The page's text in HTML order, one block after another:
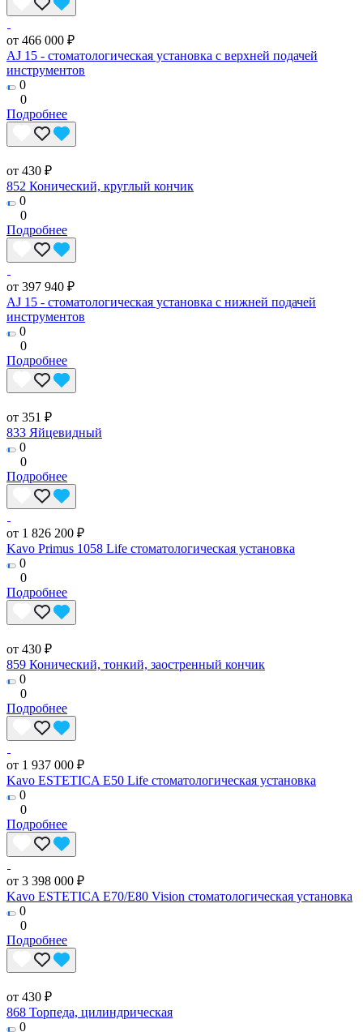
от 466 000 ₽
AJ 15 - стоматологическая установка с верхней подачей
инструментов
0
0
Подробнее
от 430 ₽
852 Конический, круглый кончик
0
0
Подробнее
от 397 940 ₽
AJ 15 - стоматологическая установка с нижней подачей
инструментов
0
0
Подробнее
от 351 ₽
833 Яйцевидный
0
0
Подробнее
от 1 826 200 ₽
Kavo Primus 1058 Life стоматологическая установка
0
0
Подробнее
от 430 ₽
859 Конический, тонкий, заостренный кончик
0
0
Подробнее
от 1 937 000 ₽
Kavo ESTETICA E50 Life стоматологическая установка
0
0
Подробнее
от 3 398 000 ₽
Kavo ESTETICA E70/E80 Vision стоматологическая установка
0
0
Подробнее
от 430 ₽
868 Торпеда, цилиндрическая
0